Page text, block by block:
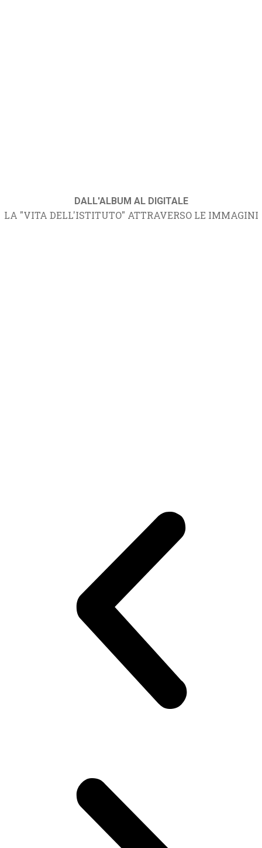
DALL'ALBUM AL DIGITALE
LA "VITA DELL'ISTITUTO" ATTRAVERSO LE IMMAGINI